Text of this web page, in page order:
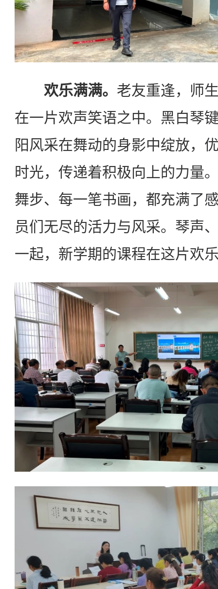
欢乐满满。 老友重逢，师
在一片欢声笑语之中。黑白琴
阳风采在舞动的身影中绽放，
时光，传递着积极向上的力量
舞步、每一笔书画，都充满了
员们无尽的活力与风采。琴声
一起，新学期的课程在这片欢